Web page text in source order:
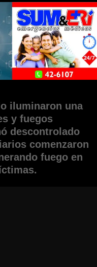
iluminaron una
y fuegos
descontrolado
comenzaron
fuego en